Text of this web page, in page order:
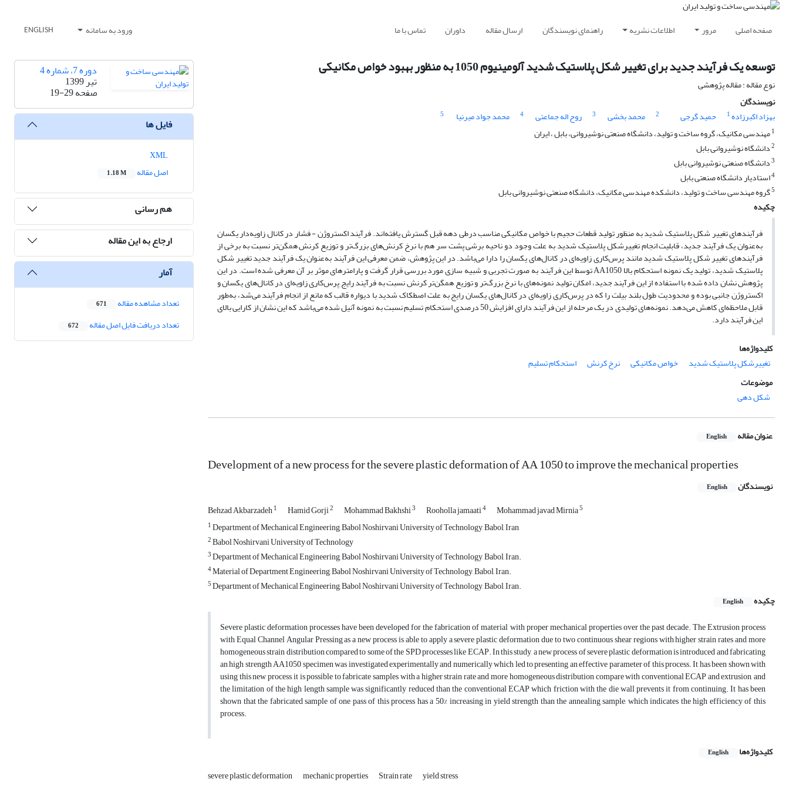
صفحه اصلی مرور اطلاعات نشریه راهنمای نویسندگان ارسال مقاله داوران تماس با ما ورود به سامانه ENGLISH
توسعه یک فرآیند جدید برای تغییر شکل پلاستیک شدید آلومینیوم 1050 به منظور بهبود خواص مکانیکی
نوع مقاله : مقاله پژوهشی
نویسندگان
بهزاد اکبرزاده1 حمید گرجی 2 محمد بخشی 3 روح اله جماعتی 4 محمد جواد میرنیا
5
1مهندسی مکانیک، گروه ساخت و تولید، دانشگاه صنعتی نوشیروانی، بابل ، ایران
2دانشگاه نوشیروانی بابل
3دانشگاه صنعتی نوشیروانی بابل
4استادیار دانشگاه صنعتی بابل
5گروه مهندسی ساخت و تولید، دانشکده مهندسی مکانیک، دانشگاه صنعتی نوشیروانی بابل
چکیده
فرآیندهای تغییر شکل پلاستیک شدید به منظور تولید قطعات حجیم با خواص مکانیکی مناسب درطی دهه قبل گسترش یافته‌اند. فرآیند اکستروژن - فشار در کانال زاویه‌دار یکسان
به‌عنوان یک فرآیند جدید، قابلیت انجام تغییرشکل پلاستیک شدید به علت وجود دو ناحیه برشی پشت سر هم با نرخ کرنش‌های بزرگ‌تر و توزیع کرنش همگن‌تر نسبت به برخی از
فرآیندهای تغییر شکل پلاستیک شدید مانند پرس‌کاری زاویه‌ای در کانال‌های یکسان را دارا می‌باشد. در این پژوهش، ضمن معرفی این فرآیند به‌عنوان یک فرآیند جدید تغییر شکل
پلاستیک شدید، تولید یک نمونه استحکام بالا AA1050 توسط این فرآیند به صورت تجربی و شبیه سازی مورد بررسی قرار گرفت و پارامترهای موثر بر آن معرفی شده است. در این
پژوهش نشان داده شده با استفاده از این فرآیند جدید، امکان تولید نمونه‌های با نرخ بزرگ‌تر و توزیع همگن‌تر کرنش نسبت به فرآیند رایج پرس‌کاری زاویه‌ای در کانال‌های یکسان و
اکستروژن جانبی بوده و محدودیت طول بلند بیلت را که در پرس‌کاری زاویه‌‌ای در کانال‌های یکسان رایج به علت اصطکاک شدید با دیواره قالب که مانع از انجام فرآیند می‌شد، به‌طور
قابل ملاحظه‌ای کاهش می‌دهد. نمونه‌های تولیدی در یک مرحله از این فرآیند دارای افزایش 50 درصدی استحکام تسلیم نسبت به نمونه آنیل شده می‌باشد که این نشان از کارایی بالای
این فرآیند دارد.
کلیدواژه‌ها
تغییرشکل پلاستیک شدید
خواص مکانیکی نرخ کرنش
استحکام تسلیم
موضوعات
شکل دهی
عنوان مقاله English
Development of a new process for the severe plastic deformation of AA 1050 to improve the mechanical properties
نویسندگان English
Behzad Akbarzadeh1 Hamid Gorji2 Mohammad Bakhshi3 Rooholla jamaati4 Mohammad javad Mirnia5
1Department of Mechanical Engineering, Babol Noshirvani University of Technology, Babol, Iran
2Babol Noshirvani University of Technology
3Department of Mechanical Engineering, Babol Noshirvani University of Technology, Babol, Iran.
4Material of Department Engineering, Babol Noshirvani University of Technology, Babol, Iran.
5Department of Mechanical Engineering, Babol Noshirvani University of Technology, Babol, Iran.
چکیده
English
Severe plastic deformation processes have been developed for the fabrication of material with proper mechanical properties over the past decade. The Extrusion process
with Equal Channel Angular Pressing as a new process is able to apply a severe plastic deformation due to two continuous shear regions with higher strain rates and more
homogeneous strain distribution compared to some of the SPD processes like ECAP. In this study, a new process of severe plastic deformation is introduced and fabricating
an high strength AA1050 specimen was investigated experimentally and numerically which led to presenting an effective parameter of this process. It has been shown with
using this new process, it is possible to fabricate samples with a higher strain rate and more homogeneous distribution compare with conventional ECAP and extrusion, and
the limitation of the high length sample was significantly reduced than the conventional ECAP which friction with the die wall prevents it from continuing. It has been
shown that the fabricated sample of one pass of this process has a 50% increasing in yield strength than the annealing sample, which indicates the high efficiency of this
process.
کلیدواژه‌ها English
severe plastic deformation mechanic properties Strain rate yield stress
دوره 7، شماره 4
تیر 1399
صفحه19-29
فایل ها
اصل مقاله
1.18 M
هم رسانی
ارجاع به این مقاله
آمار
تعداد مشاهده مقاله 671
تعداد دریافت فایل اصل مقاله 672